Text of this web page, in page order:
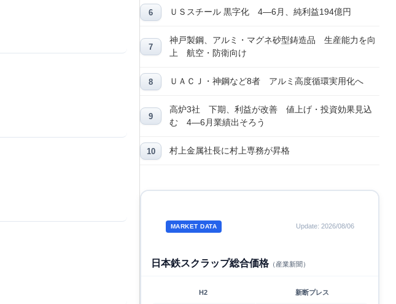
ＵＳスチール 黒字化 4―6月、純利益194億円
神戸製鋼、アルミ・マグネ砂型鋳造品 生産能力を向
上 航空・防衛向け
ＵＡＣＪ・神鋼など8者 アルミ高度循環実用化へ
高炉3社 下期、利益が改善 値上げ・投資効果見込
む 4―6月業績出そろう
村上金属社長に村上専務が昇格
MARKET DATA Update: 2026/08/06
日本鉄スクラップ総合価格（産業新聞）
H2 新断プレス